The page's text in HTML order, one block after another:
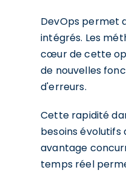
DevOps permet
intégrés. Les
cœur de cette
de nouvelles
d'erreurs.
Cette rapidité
besoins
avantage
temps réel